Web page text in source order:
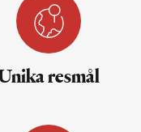
resmål